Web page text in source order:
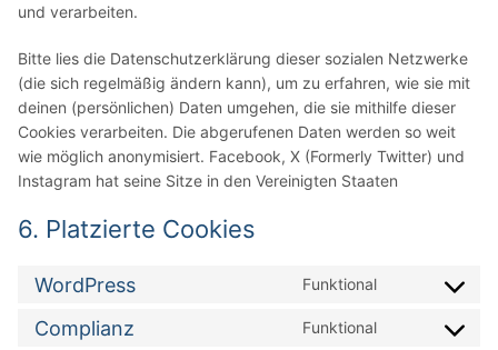
und verarbeiten.
Bitte lies die Datenschutzerklärung dieser sozialen Netzwerke
(die sich regelmäßig ändern kann), um zu erfahren, wie sie mit
deinen (persönlichen) Daten umgehen, die sie mithilfe dieser
Cookies verarbeiten. Die abgerufenen Daten werden so weit
wie möglich anonymisiert. Facebook, X (Formerly Twitter) und
Instagram hat seine Sitze in den Vereinigten Staaten
6. Platzierte Cookies
WordPress Funktional
Consent
Complianz Funktional
Consent